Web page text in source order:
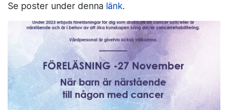
Se poster under denna länk.